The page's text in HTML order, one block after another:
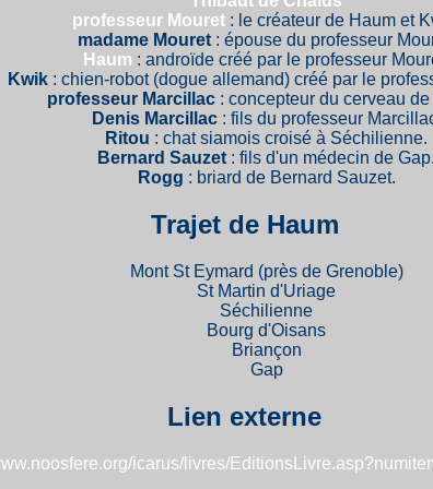
professeur Mouret: le créateur de Haum et
madame Mouret : épouse du professeur
Haum : androïde créé par le professeur
Kwik : chien-robot (dogue allemand) créé par le
professeur Marcillac : concepteur du cerveau
Denis Marcillac: fils du professeur
Ritou : chat siamois croisé à Séchilienne.
Bernard Sauzet : fils d'un médecin de Gap.
Rogg : briard de Bernard Sauzet.
Trajet de Haum
Mont St Eymard (près de Grenoble)
St Martin d'Uriage
Séchilienne
Bourg d'Oisans
Briançon
Gap
Lien externe
icarus/livres/